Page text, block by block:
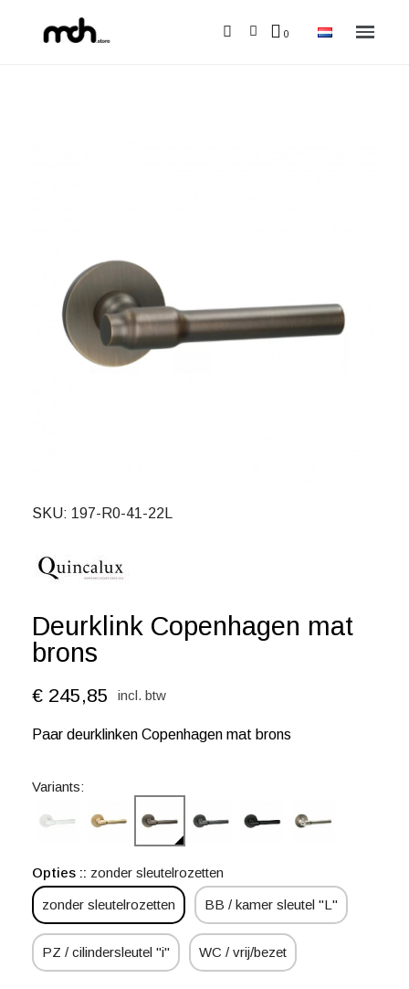
SKU 197-R0-41-22L
Deurklink Copenhagen mat
brons
€ 245,85 incl. btw
Paar deurklinken Copenhagen mat brons
Variants:
Opties : zonder sleutelrozetten
zonder sleutelrozetten BB / kamer sleutel "L"
PZ / cilindersleutel "i" WC / vrij/bezet